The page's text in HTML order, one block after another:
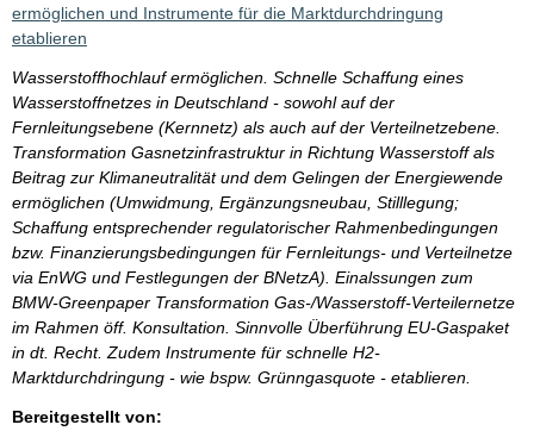
ermöglichen und Instrumente für die Marktdurchdringung
etablieren
Wasserstoffhochlauf ermöglichen. Schnelle Schaffung eines
Wasserstoffnetzes in Deutschland - sowohl auf der
Fernleitungsebene (Kernnetz) als auch auf der Verteilnetzebene.
Transformation Gasnetzinfrastruktur in Richtung Wasserstoff als
Beitrag zur Klimaneutralität und dem Gelingen der Energiewende
ermöglichen (Umwidmung, Ergänzungsneubau, Stilllegung;
Schaffung entsprechender regulatorischer Rahmenbedingungen
bzw. Finanzierungsbedingungen für Fernleitungs- und Verteilnetze
via EnWG und Festlegungen der BNetzA). Einalssungen zum
BMW-Greenpaper Transformation Gas-/Wasserstoff-Verteilernetze
im Rahmen öff. Konsultation. Sinnvolle Überführung EU-Gaspaket
in dt. Recht. Zudem Instrumente für schnelle H2-
Marktdurchdringung - wie bspw. Grünngasquote - etablieren.
Bereitgestellt von: